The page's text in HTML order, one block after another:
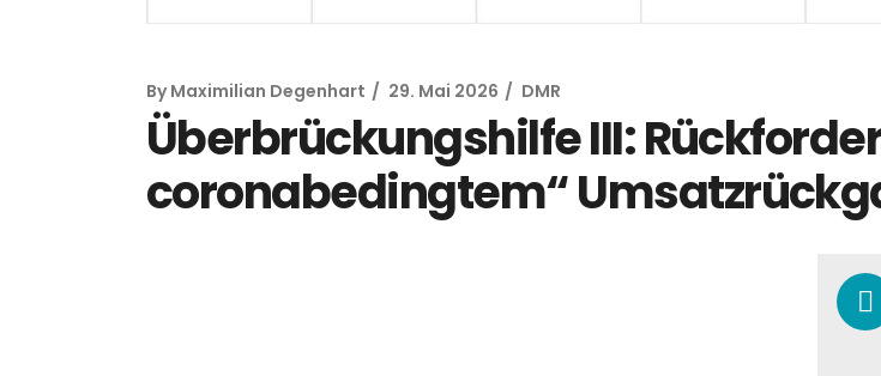
By Maximilian Degenhart 29. Mai 2026 DMR
Überbrückungshilfe III:
coronabedingtem“